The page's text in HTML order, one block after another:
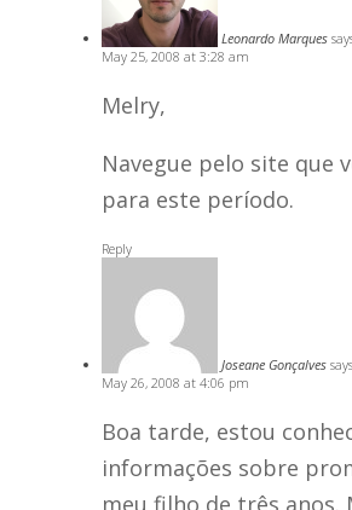
Leonardo Marques
May 25, 2008 at 3:28 am
Melry,
Navegue pelo site que
para este período.
Reply
Joseane Gonçalves
May 26, 2008 at 4:06 pm
Boa tarde, estou
informações sobre
meu filho de três anos.